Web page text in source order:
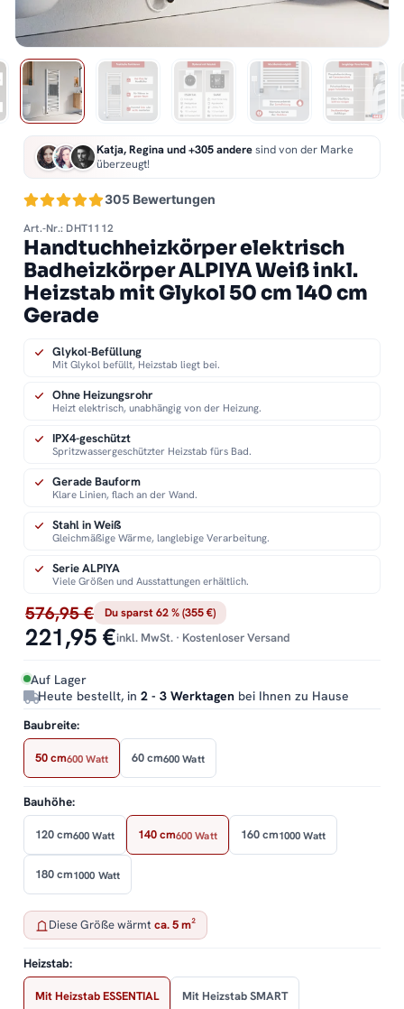
305 Bewertungen
Katja, Regina und +305 anderesind von der Marke
überzeugt!
Art.-Nr.: DHT1112
Handtuchheizkörper elektrisch
Badheizkörper ALPIYA Weiß inkl.
Heizstab mit Glykol 50 cm 140 cm
Gerade
576,95 € Du sparst 62 % (355 €)
221,95 €inkl. MwSt. · Kostenloser Versand
Auf Lager
Heute bestellt, in 2 - 3 Werktagen bei Ihnen zu Hause
Glykol-Befüllung
Mit Glykol befüllt, Heizstab liegt bei.
Ohne Heizungsrohr
Heizt elektrisch, unabhängig von der Heizung.
IPX4-geschützt
Spritzwassergeschützter Heizstab fürs Bad.
Gerade Bauform
Klare Linien, flach an der Wand.
Stahl in Weiß
Gleichmäßige Wärme, langlebige Verarbeitung.
Serie ALPIYA
Viele Größen und Ausstattungen erhältlich.
Baubreite:
50 cm600 Watt 60 cm600 Watt
Bauhöhe:
120 cm600 Watt 140 cm600 Watt 160 cm1000 Watt
180 cm1000 Watt
Diese Größe wärmt ca. 5 m²
Heizstab:
Mit Heizstab ESSENTIAL Mit Heizstab SMART